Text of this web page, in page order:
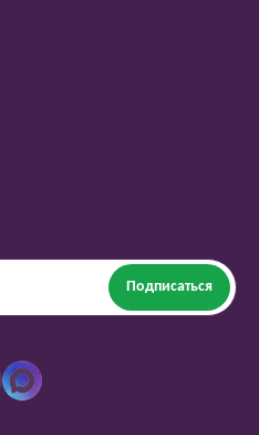
Подписаться